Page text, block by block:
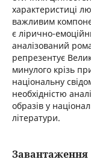
характеристиці
важливим
є лірично-
аналізований
репрезентує
минулого крізь
національну
необхідністю
образів у
літератури.
Завантаження